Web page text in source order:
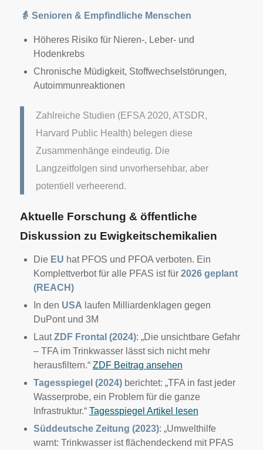
👵 Senioren & Empfindliche Menschen
Höheres Risiko für Nieren-, Leber- und
Hodenkrebs
Chronische Müdigkeit, Stoffwechselstörungen,
Autoimmunreaktionen
Zahlreiche Studien (EFSA 2020, ATSDR,
Harvard Public Health) belegen diese
Zusammenhänge eindeutig. Die
Langzeitfolgen sind unvorhersehbar, aber
potentiell verheerend.
Aktuelle Forschung & öffentliche
Diskussion zu Ewigkeitschemikalien
Die EU hat PFOS und PFOA verboten. Ein
Komplettverbot für alle PFAS ist für 2026 geplant
(REACH)
In den USA laufen Milliardenklagen gegen
DuPont und 3M
LautZDF Frontal (2024): „Die unsichtbare Gefahr
– TFA im Trinkwasser lässt sich nicht mehr
herausfiltern.“ ZDF Beitrag ansehen
Tagesspiegel (2024)berichtet: „TFA in fast jeder
Wasserprobe, ein Problem für die ganze
Infrastruktur.“ Tagesspiegel Artikel lesen
Süddeutsche Zeitung (2023): „Umwelthilfe
warnt: Trinkwasser ist flächendeckend mit PFAS